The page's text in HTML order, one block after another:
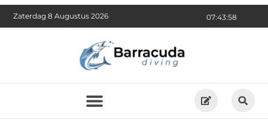
Zaterdag 8 Augustus 2026